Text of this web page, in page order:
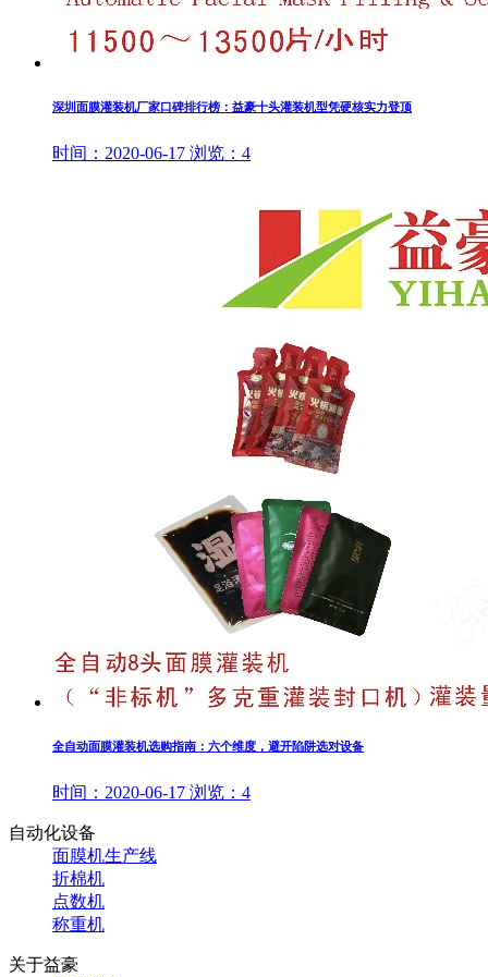
深圳面膜灌装机厂家口碑排行榜：益豪十头灌装机型凭硬核实力登顶
时间： 2020-06-17 浏览： 4
全自动面膜灌装机选购指南：六个维度，避开陷阱选对设备
时间： 2020-06-17 浏览： 4
自动化设备
面膜机生产线
折棉机
点数机
称重机
关于益豪